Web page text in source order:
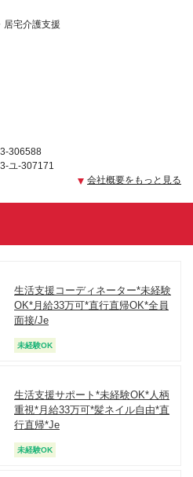
宅介護支援
306588
ユ-307171
会社概要をもっと見る
生活支援コーディネーター*未経験
OK*月給33万可*直行直帰OK*全員
面接/Je
未経験OK
生活支援サポート*未経験OK*人柄
重視*月給33万可*髪ネイル自由*直
行直帰*Je
未経験OK